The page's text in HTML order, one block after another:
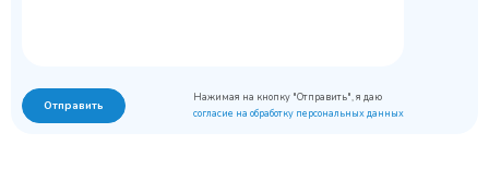
Отправить
Нажимая на кнопку "Отправить", я даю
согласие на обработку персональных данных